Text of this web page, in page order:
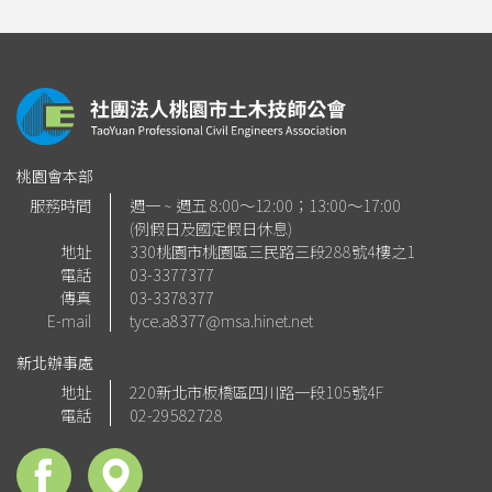
桃園會本部
服務時間
週一 ~ 週五 8:00～12:00；13:00～17:00
(例假日及國定假日休息)
地址
330桃園市桃園區三民路三段288號4樓之1
電話
03-3377377
傳真
03-3378377
E-mail
tyce.a8377@msa.hinet.net
新北辦事處
地址
220新北市板橋區四川路一段105號4F
電話
02-29582728